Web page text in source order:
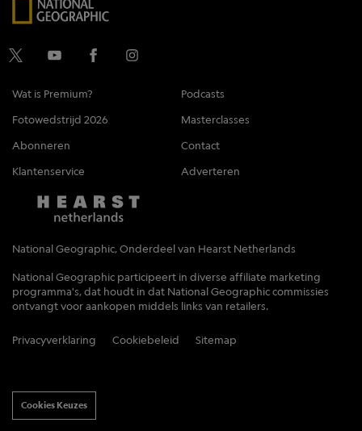
Wat is Premium?
Podcasts
Fotowedstrijd 2026
Masterclasses
Abonneren
Contact
Klantenservice
Adverteren
National Geographic, Onderdeel van Hearst Netherlands
National Geographic participeert in diverse affiliate marketing
programma's, dat houdt in dat National Geographic commissies
ontvangt voor aankopen middels links van retailers.
Privacyverklaring Cookiebeleid Sitemap
Cookies Keuzes